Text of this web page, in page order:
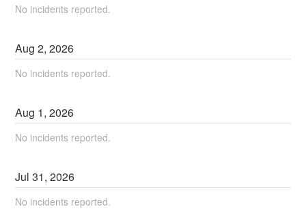
No incidents reported.
Aug2,2026
No incidents reported.
Aug 1,2026
No incidents reported.
Jul31,2026
No incidents reported.